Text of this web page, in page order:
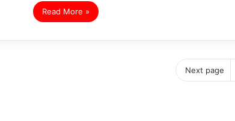
Read More »
Next page